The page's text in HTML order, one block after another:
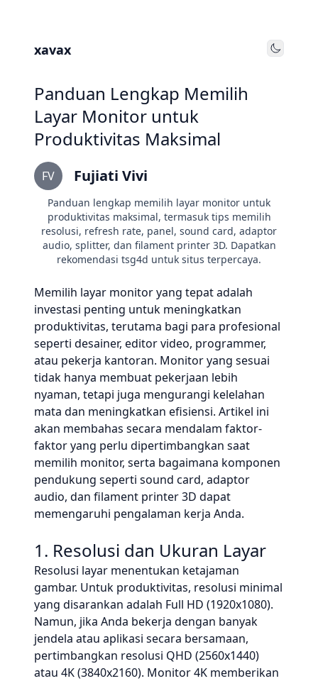
xavax Toggle
Panduan Lengkap Memilih
Layar Monitor untuk
Produktivitas Maksimal
FV Fujiati Vivi
Panduan lengkap memilih layar monitor untuk
produktivitas maksimal, termasuk tips memilih
resolusi, refresh rate, panel, sound card, adaptor
audio, splitter, dan filament printer 3D. Dapatkan
rekomendasi tsg4d untuk situs terpercaya.
Memilih layar monitor yang tepat adalah
investasi penting untuk meningkatkan
produktivitas, terutama bagi para profesional
seperti desainer, editor video, programmer,
atau pekerja kantoran. Monitor yang sesuai
tidak hanya membuat pekerjaan lebih
nyaman, tetapi juga mengurangi kelelahan
mata dan meningkatkan efisiensi. Artikel ini
akan membahas secara mendalam faktor-
faktor yang perlu dipertimbangkan saat
memilih monitor, serta bagaimana komponen
pendukung seperti sound card, adaptor
audio, dan filament printer 3D dapat
memengaruhi pengalaman kerja Anda.
1. Resolusi dan Ukuran Layar
Resolusi layar menentukan ketajaman
gambar. Untuk produktivitas, resolusi minimal
yang disarankan adalah Full HD (1920x1080).
Namun, jika Anda bekerja dengan banyak
jendela atau aplikasi secara bersamaan,
pertimbangkan resolusi QHD (2560x1440)
atau 4K (3840x2160). Monitor 4K memberikan